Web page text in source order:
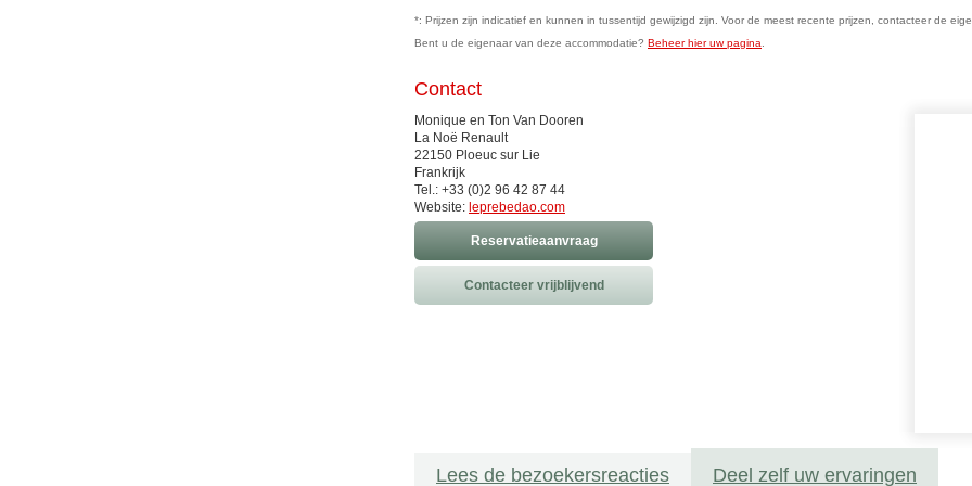
*: Prijzen zijn indicatief en kunnen in tussentijd gewijzigd zijn. Voor de meest recente prijzen, contacteer de
Bent u de eigenaar van deze accommodatie? Beheer hier uw pagina
Contact
Monique en Ton Van Dooren
La Noë Renault
22150 Ploeuc sur Lie
Frankrijk
Tel.: +33 (0)2 96 42 87 44
Website: leprebedao.com
Reservatieaanvraag
Contacteer vrijblijvend
Lees de bezoekersreacties Deel zelf uw ervaringen